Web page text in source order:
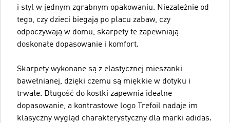
i styl w jednym zgrabnym opakowaniu. Niezależnie od
tego, czy dzieci biegają po placu zabaw, czy
odpoczywają w domu, skarpety te zapewniają
doskonałe dopasowanie i komfort.
Skarpety wykonane są z elastycznej mieszanki
bawełnianej, dzięki czemu są miękkie w dotyku i
trwałe. Długość do kostki zapewnia idealne
dopasowanie, a kontrastowe logo Trefoil nadaje im
klasyczny wygląd charakterystyczny dla marki adidas.